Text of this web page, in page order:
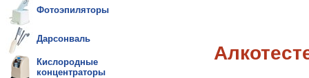
Фотоэпиляторы
Дарсонваль
Кислородные
концентраторы